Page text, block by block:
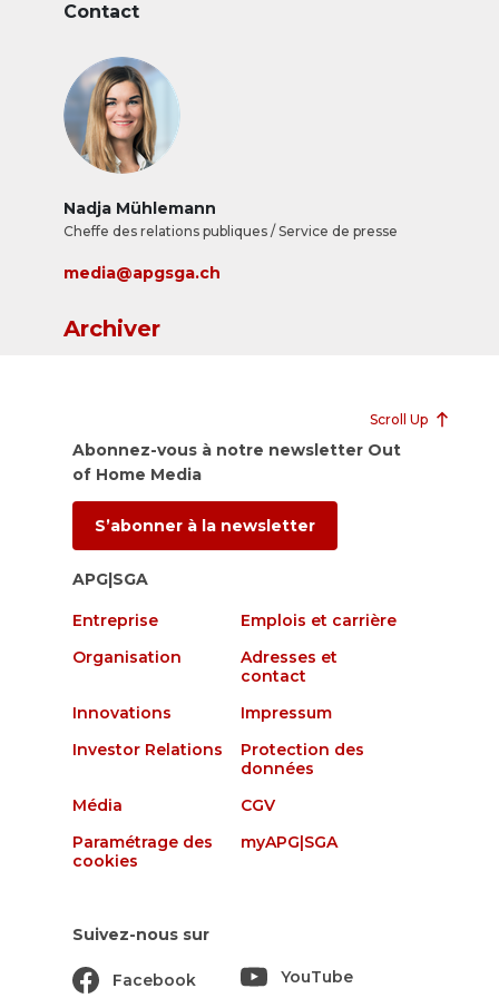
Contact
Nadja Mühlemann
Cheffe des relations publiques / Service de presse
media@apgsga.ch
Archiver
Scroll Up
Abonnez-vous à notre newsletter Out
of Home Media
S’abonner à la newsletter
APG|SGA
Entreprise
Emplois et carrière
Organisation
Adresses et
contact
Innovations
Impressum
Investor Relations
Protection des
données
Média
CGV
Paramétrage des
cookies
myAPG|SGA
Suivez-nous sur
Facebook YouTube